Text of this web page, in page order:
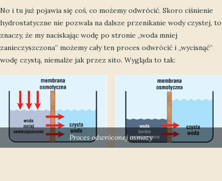
No i tu już pojawia się coś, co możemy odwrócić. Skoro ciśnienie
hydrostatyczne nie pozwala na dalsze przenikanie wody czystej, to
znaczy, że my naciskając wodę po stronie „woda mniej
zanieczyszczona” możemy cały ten proces odwrócić i „wycisnąć”
wodę czystą, niemalże jak przez sito. Wygląda to tak:
Proces odwróconej osmozy